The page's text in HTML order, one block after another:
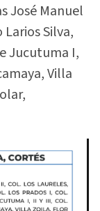
José Manuel
Silva,
Jucutuma I,
Villa